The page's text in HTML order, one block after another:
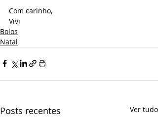
Com carinho,
Vivi
Bolos
Natal
Posts recentes Ver tudo